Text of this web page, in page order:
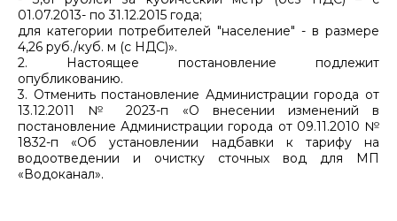
01.07.2013- по 31.12.2015 года;
для категории потребителей "население" - в размере
4,26 руб./куб. м (с НДС)».
2. Настоящее постановление подлежит
опубликованию.
3. Отменить постановление Администрации города от
13.12.2011 № 2023-п «О внесении изменений в
постановление Администрации города от 09.11.2010 №
1832-п «Об установлении надбавки к тарифу на
водоотведении и очистку сточных вод для МП
«Водоканал».